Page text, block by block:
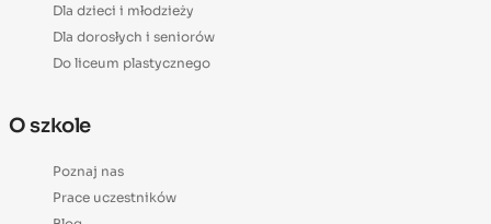
Dla dzieci i młodzieży
Dla dorosłych i seniorów
Do liceum plastycznego
O szkole
Poznaj nas
Prace uczestników